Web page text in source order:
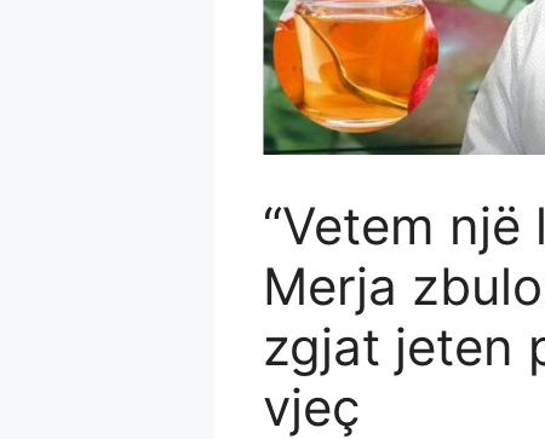
“Vetem një
Merja
zgjat jeten
vjeç